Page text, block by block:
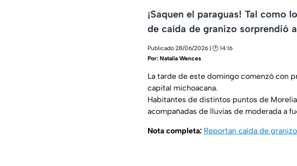
¡Saquen el paraguas! Tal como
de caída de granizo sorprendió
Publicado 28/06/2026 | 🕑 14:16
Por: Natalia Wences
La tarde de este domingo comenzó con
capital michoacana.
Habitantes de distintos puntos de
acompañadas de lluvias de moderada a
Nota completa: Reportan caída de